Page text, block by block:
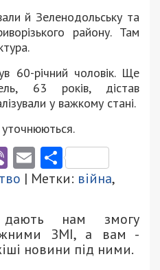
й Зеленодольську та
району. Там
60-річний чоловік. Ще
63 років, дістав
у важкому стані.
ViberEmail
| Метки: війна,
дають нам змогу
ЗМІ, а вам -
новини під ними.